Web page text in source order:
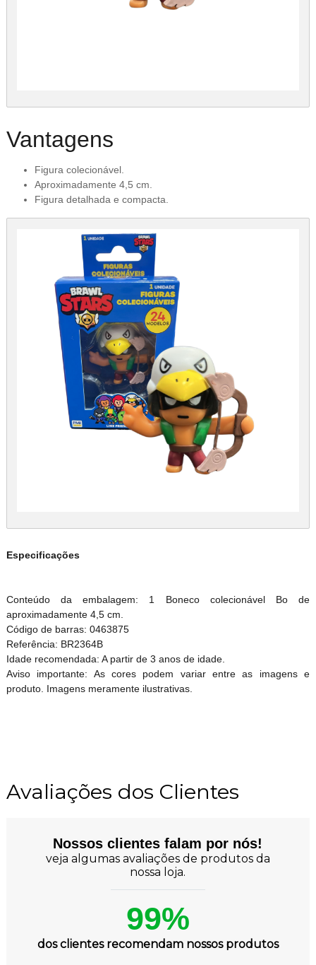
Vantagens
Figura colecionável.
Aproximadamente 4,5 cm.
Figura detalhada e compacta.
Especificações
Conteúdo da embalagem: 1 Boneco colecionável Bo de
aproximadamente 4,5 cm.
Código de barras: 0463875
Referência: BR2364B
Idade recomendada: A partir de 3 anos de idade.
Aviso importante: As cores podem variar entre as imagens e
produto. Imagens meramente ilustrativas.
Avaliações dos Clientes
Nossos clientes falam por nós!
veja algumas avaliações de produtos da
nossa loja.
99%
dos clientes recomendam nossos produtos